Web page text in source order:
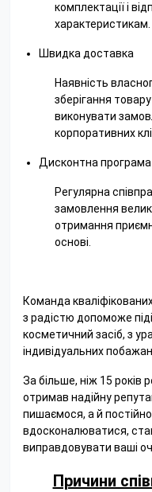
комплектації і
характеристикам.
Швидка доставка
Наявність
зберігання
виконувати
корпоративних
Дисконтна програма
Регулярна
замовлення
отримання
основі.
Команда
з радістю допоможе
косметичний засіб, з
індивідуальних
За більше, ніж 15 років
отримав надійну
пишаємося, а й
вдосконалюватися,
виправдовувати ваші
Причини